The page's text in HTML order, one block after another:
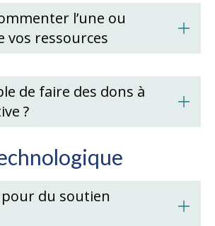
l’une ou
vos ressources
de faire des dons à
?
du soutien